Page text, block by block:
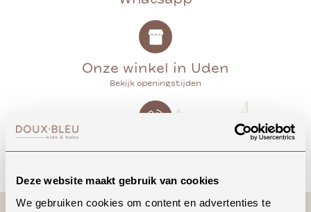
Deze website maakt gebruik van cookies
We gebruiken cookies om content en advertenties te
Onze winkel in Uden
Bekijk openingstijden
Bellen